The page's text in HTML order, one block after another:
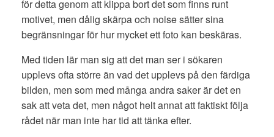
för detta genom att klippa bort det som finns runt
motivet, men dålig skärpa och noise sätter sina
begränsningar för hur mycket ett foto kan beskäras.
Med tiden lär man sig att det man ser i sökaren
upplevs ofta större än vad det upplevs på den färdiga
bilden, men som med många andra saker är det en
sak att veta det, men något helt annat att faktiskt följa
rådet när man inte har tid att tänka efter.